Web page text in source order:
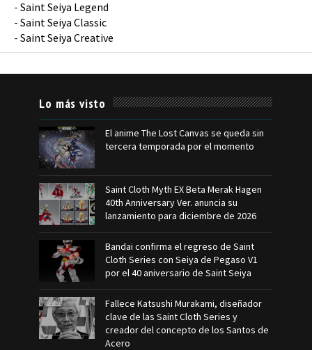
- Saint Seiya Legend
- Saint Seiya Classic
- Saint Seiya Creative
Lo más visto
El anime The Lost Canvas se queda sin
tercera temporada por el momento
Saint Cloth Myth EX Beta Merak Hagen
40th Anniversary Ver. anuncia su
lanzamiento para diciembre de 2026
Bandai confirma el regreso de Saint
Cloth Series con Seiya de Pegaso V1
por el 40 aniversario de Saint Seiya
Fallece Katsushi Murakami, diseñador
clave de las Saint Cloth Series y
creador del concepto de los Santos de
Acero